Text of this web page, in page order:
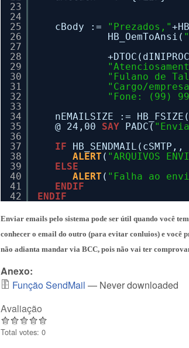
23
24
25
26
27
28
29
30
31
32
33
34
35
36
37
38
39
40
41
42
cBody := "Prezados,"
HB_OemToAnsi(
"Fulano de
"Cargo/
"Fone: (99)
nEMAILSIZE :=
@ 24,00 SAY PADC(
IF
ALERT ( "ARQUIVOS
ELSE
ALERT ( "Falha ao
ENDIF
ENDIF
Enviar emails pelo sistema pode ser útil quando você
conhecer o email do outro (para evitar conluios) e você
não adianta mandar via BCC, pois não vai ter
Anexo:
Função SendMail — Never downloaded
Avaliação
Total votes: 0